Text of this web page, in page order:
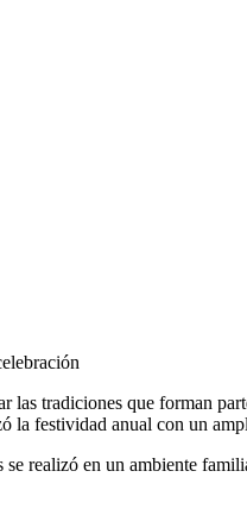
tradiciones que forman
la festividad anual con un
realizó en un ambiente